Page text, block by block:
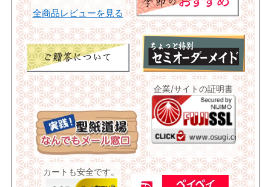
全商品レビューを見る
企業/サイトの証明書
カートも安全です。